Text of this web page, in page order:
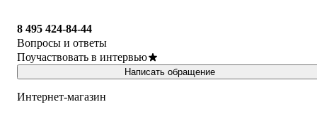
8 495 424-84-44
Вопросы и ответы
Поучаствовать в интервью
Написать обращение
Интернет-магазин